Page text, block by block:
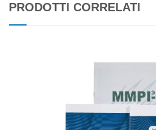
PRODOTTI CORRELATI